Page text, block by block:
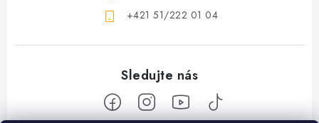
+421 51/222 01 04